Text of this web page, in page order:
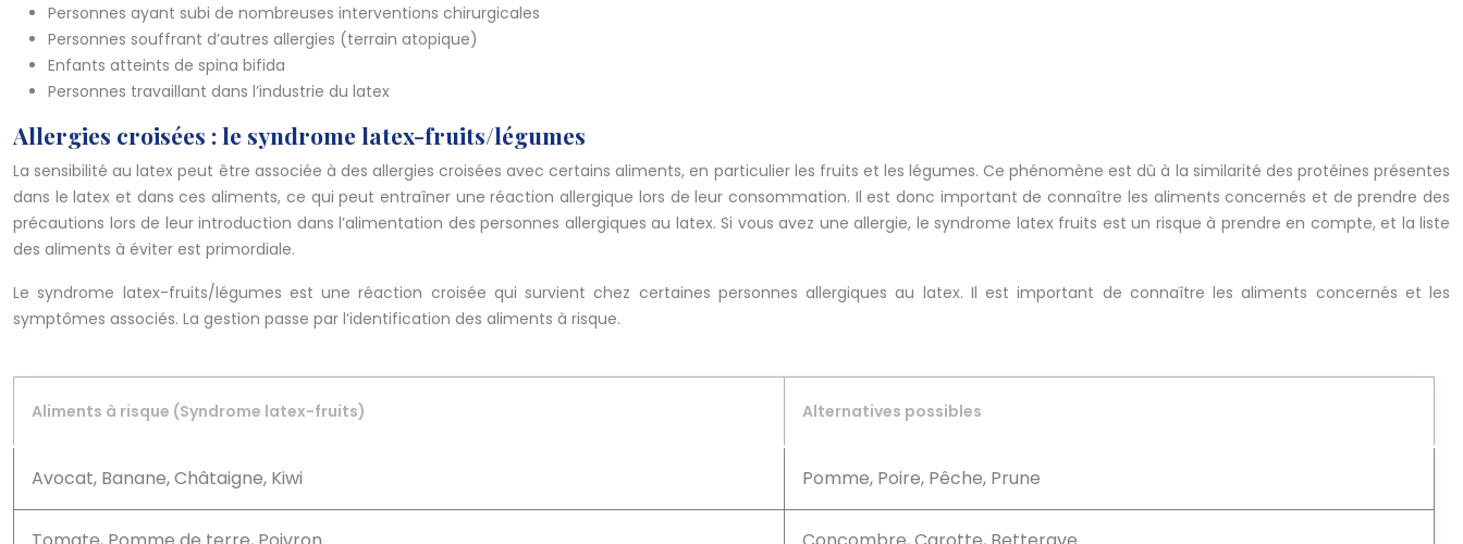
Personnes ayant subi de nombreuses interventions chirurgicales
Personnes souffrant d’autres allergies (terrain atopique)
Enfants atteints de spina bifida
Personnes travaillant dans l’industrie du latex
Allergies croisées : le syndrome latex-fruits/légumes
La sensibilité au latex peut être associée à des allergies croisées avec certains aliments, en particulier les fruits et les légumes. Ce phénomène est dû à la similarité des protéines présentes
dans le latex et dans ces aliments, ce qui peut entraîner une réaction allergique lors de leur consommation. Il est donc important de connaître les aliments concernés et de prendre des
précautions lors de leur introduction dans l’alimentation des personnes allergiques au latex. Si vous avez une allergie, le syndrome latex fruits est un risque à prendre en compte, et la liste
des aliments à éviter est primordiale.
Le syndrome latex-fruits/légumes est une réaction croisée qui survient chez certaines personnes allergiques au latex. Il est important de connaître les aliments concernés et les
symptômes associés. La gestion passe par l’identification des aliments à risque.
Aliments à risque (Syndrome latex-fruits) Alternatives possibles
Avocat, Banane, Châtaigne, Kiwi Pomme, Poire, Pêche, Prune